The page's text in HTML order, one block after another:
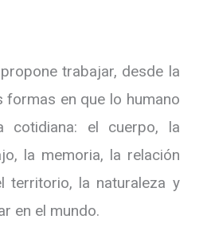
propone trabajar, desde la
en que lo humano
cotidiana: el cuerpo, la
la memoria, la relación
territorio, la naturaleza y
en el mundo.